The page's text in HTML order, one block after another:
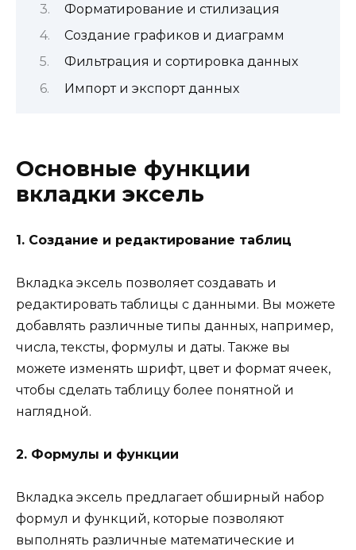
Форматирование и стилизация
Создание графиков и диаграмм
Фильтрация и сортировка данных
Импорт и экспорт данных
Основные функции
вкладки эксель
1. Создание и редактирование таблиц
Вкладка эксель позволяет создавать и
редактировать таблицы с данными. Вы можете
добавлять различные типы данных, например,
числа, тексты, формулы и даты. Также вы
можете изменять шрифт, цвет и формат ячеек,
чтобы сделать таблицу более понятной и
наглядной.
2. Формулы и функции
Вкладка эксель предлагает обширный набор
формул и функций, которые позволяют
выполнять различные математические и